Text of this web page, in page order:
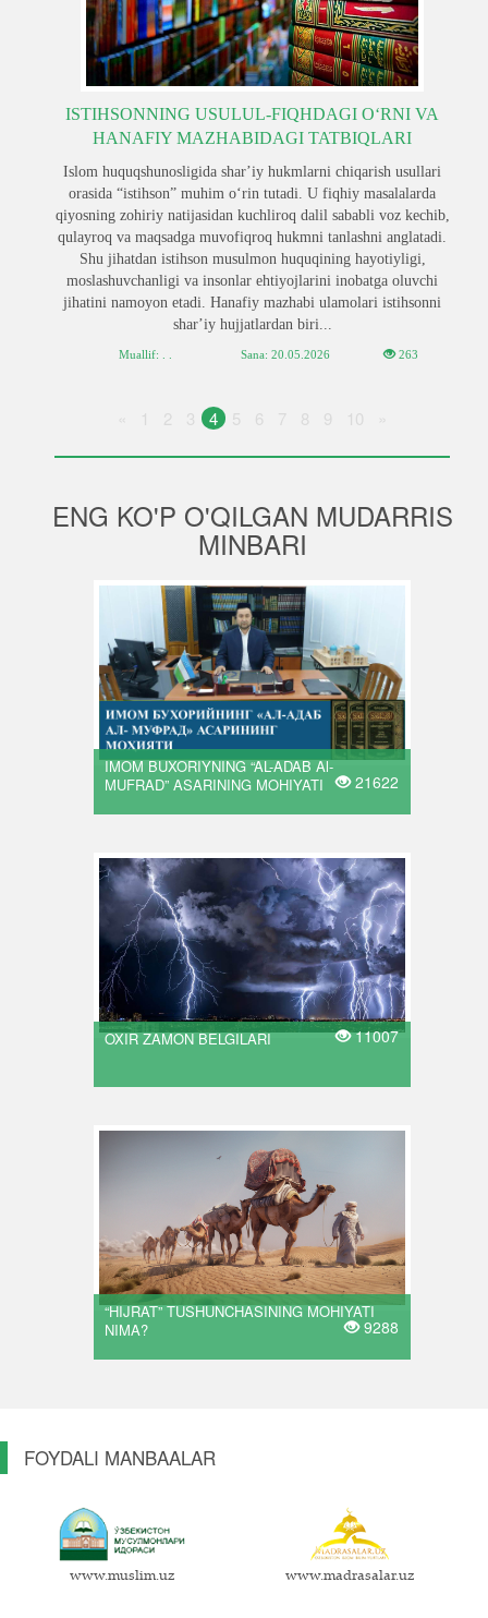
ISTIHSONNING USULUL-FIQHDAGI OʻRNI VA
HANAFIY MAZHABIDAGI TATBIQLARI
Islom huquqshunosligida sharʼiy hukmlarni chiqarish usullari
orasida “istihson” muhim oʻrin tutadi. U fiqhiy masalalarda
qiyosning zohiriy natijasidan kuchliroq dalil sababli voz kechib,
qulayroq va maqsadga muvofiqroq hukmni tanlashni anglatadi.
Shu jihatdan istihson musulmon huquqining hayotiyligi,
moslashuvchanligi va insonlar ehtiyojlarini inobatga oluvchi
jihatini namoyon etadi. Hanafiy mazhabi ulamolari istihsonni
sharʼiy hujjatlardan biri...
Muallif: . . Sana: 20.05.2026 263
1 2 3 4 5 6 7 8 9 10
ENG KO'P O'QILGAN MUDARRIS
MINBARI
IMOM BUXORIYNING “AL-ADAB Al-
MUFRAD” ASARINING MOHIYATI
21622
OXIR ZAMON BELGILARI 11007
“HIJRAT” TUSHUNCHASINING MOHIYATI
NIMA?
9288
FOYDALI MANBAALAR
www.muslim.uz www.madrasalar.uz